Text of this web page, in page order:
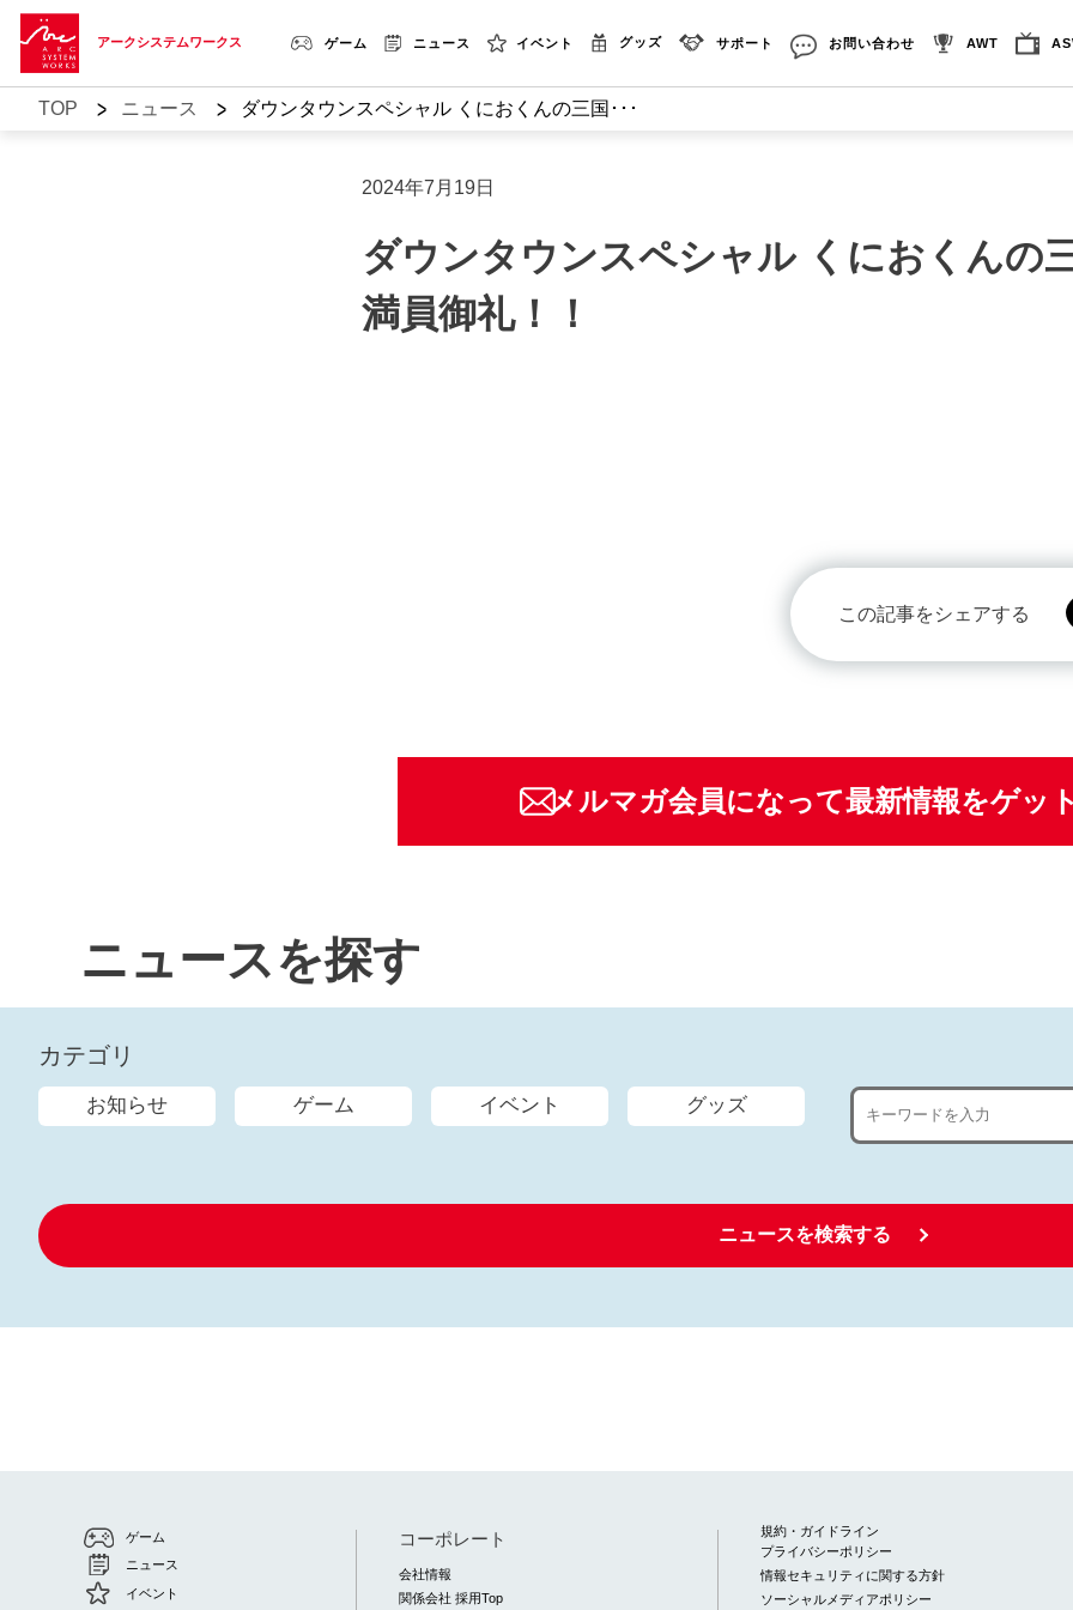
アークシステムワークス ゲーム ニュース イベント グッズ サポート お問い合わせ AWT
TOP > ニュース > ダウンタウンスペシャル くにおくんの三国･･･
2024年7月19日
ダウンタウンスペシャル くにおくんの
満員御礼！！
この記事をシェアする
メルマガ会員になって最新情報をゲッ
ニュースを探す
カテゴリ
お知らせ ゲーム イベント グッズ
ニュースを検索する
ゲーム
ニュース
イベント
コーポレート
会社情報
関係会社 採用Top
規約・ガイドライン
プライバシーポリシー
情報セキュリティに関する方針
ソーシャルメディアポリシー